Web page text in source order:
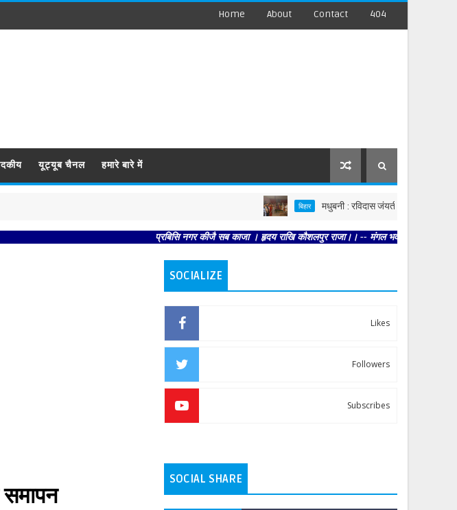
Home About Contact 404
यूट्यूब चैनल हमारे बारे में
बिहार मधुबनी : रविदास जंयती पर भाजपा का समरसता
प्रबिसि नगर कीजै सब काजा । हृदय राखि कौशलपुर राजा।। -- मंगल भवन अमंगल हारी। द्रवहु
SOCIALIZE
Likes
Followers
Subscribes
SOCIAL SHARE